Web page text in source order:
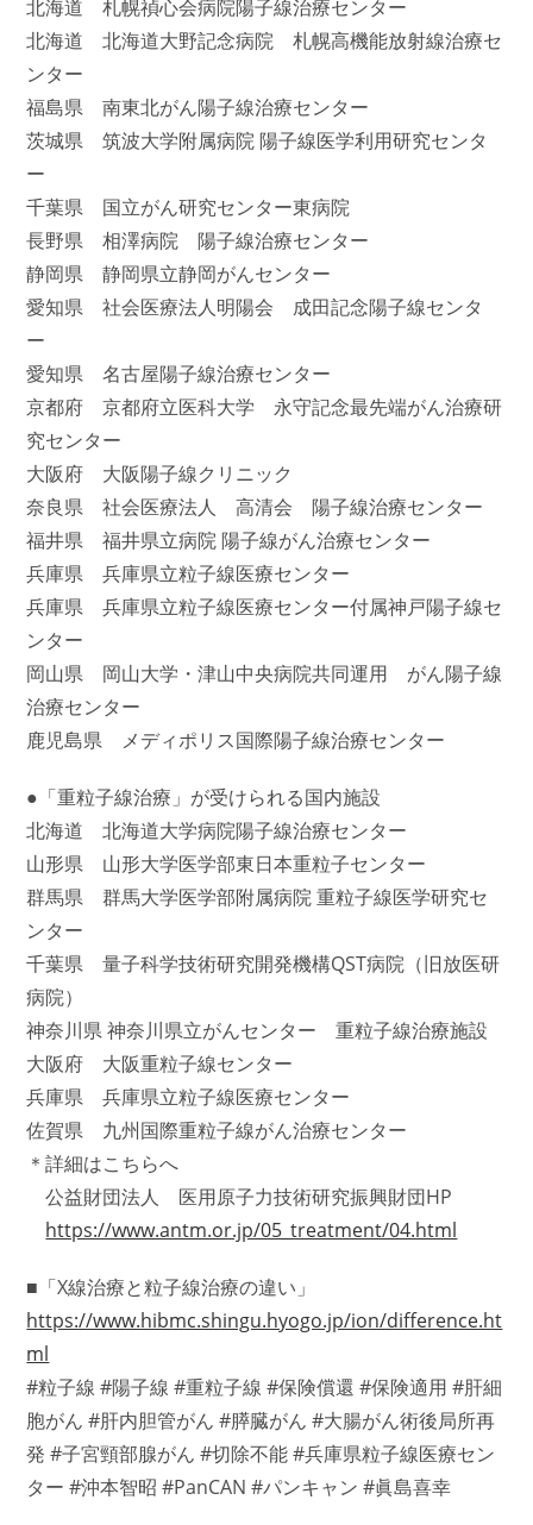
北海道 札幌禎心会病院陽子線治療センター
北海道 北海道大野記念病院 札幌高機能放射線治療セ
ンター
福島県 南東北がん陽子線治療センター
茨城県 筑波大学附属病院 陽子線医学利用研究センタ
ー
千葉県 国立がん研究センター東病院
長野県 相澤病院 陽子線治療センター
静岡県 静岡県立静岡がんセンター
愛知県 社会医療法人明陽会 成田記念陽子線センタ
ー
愛知県 名古屋陽子線治療センター
京都府 京都府立医科大学 永守記念最先端がん治療研
究センター
大阪府 大阪陽子線クリニック
奈良県 社会医療法人 高清会 陽子線治療センター
福井県 福井県立病院 陽子線がん治療センター
兵庫県 兵庫県立粒子線医療センター
兵庫県 兵庫県立粒子線医療センター付属神戸陽子線セ
ンター
岡山県 岡山大学・津山中央病院共同運用 がん陽子線
治療センター
鹿児島県 メディポリス国際陽子線治療センター
●「重粒子線治療」が受けられる国内施設
北海道 北海道大学病院陽子線治療センター
山形県 山形大学医学部東日本重粒子センター
群馬県 群馬大学医学部附属病院 重粒子線医学研究セ
ンター
千葉県 量子科学技術研究開発機構QST病院（旧放医研
病院）
神奈川県 神奈川県立がんセンター 重粒子線治療施設
大阪府 大阪重粒子線センター
兵庫県 兵庫県立粒子線医療センター
佐賀県 九州国際重粒子線がん治療センター
＊詳細はこちらへ
公益財団法人 医用原子力技術研究振興財団HP
https://www.antm.or.jp/05_treatment/04.html
■「X線治療と粒子線治療の違い」
https://www.hibmc.shingu.hyogo.jp/ion/difference.ht
ml
#粒子線 #陽子線 #重粒子線 #保険償還 #保険適用 #肝細
胞がん #肝内胆管がん #膵臓がん #大腸がん術後局所再
発 #子宮頸部腺がん #切除不能 #兵庫県粒子線医療セン
ター #沖本智昭 #PanCAN #パンキャン #眞島喜幸